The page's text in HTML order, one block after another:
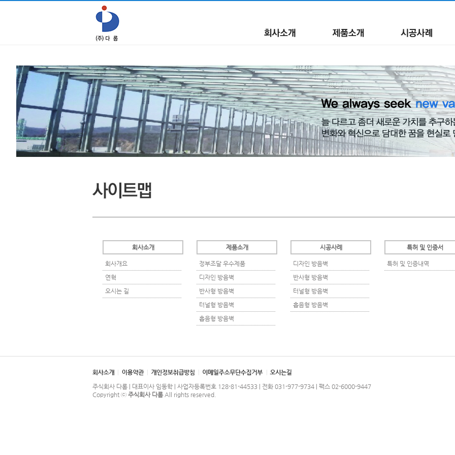
회사소개
회사개요
연혁
오시는 길
제품소개
정부조달 우수제품
디자인 방음벽
반사형 방음벽
터널형 방음벽
흡음형 방음벽
시공사례
디자인 방음벽
반사형 방음벽
터널형 방음벽
흡음형 방음벽
특허 및 인증서
특허 및 인증내역
주식회사 다롬 | 대표이사 임동학 | 사업자등록번호 128-81-44533 | 전화 031-977-9734 | 팩스 02-6000-9447
Copyright ⓒ 주식회사 다롬All rights reserved.